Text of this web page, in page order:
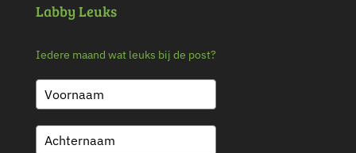
Labby Leuks
Iedere maand wat leuks bij de post?